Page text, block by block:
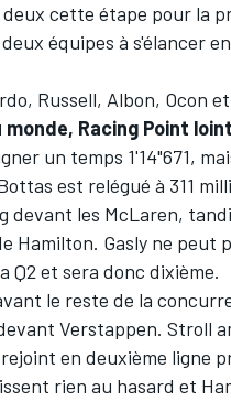
cette étape pour la
équipes à s'élancer
Russell, Albon, Ocon
monde, Racing Point
un temps 1'14"671,
est relégué à 311
devant les McLaren,
Hamilton. Gasly ne
Q2 et sera donc dixième.
le reste de la
Verstappen. Stroll
en deuxième ligne
rien au hasard et